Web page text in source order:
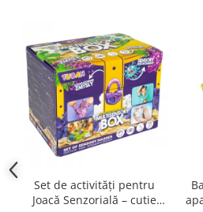
Set de activități pentru
Joacă Senzorială – cutie